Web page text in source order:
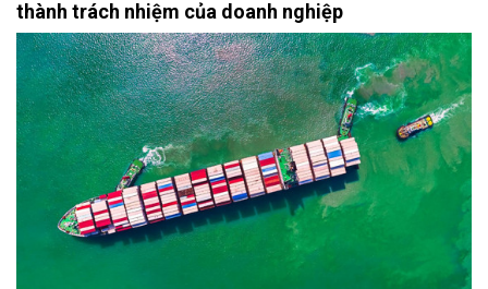
thành trách nhiệm của doanh nghiệp